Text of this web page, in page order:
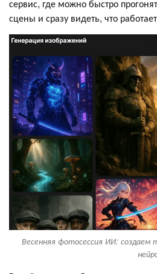
сервис, где можно быстро
сцены и сразу видеть, что
Весенняя фотосессия ИИ: создаем